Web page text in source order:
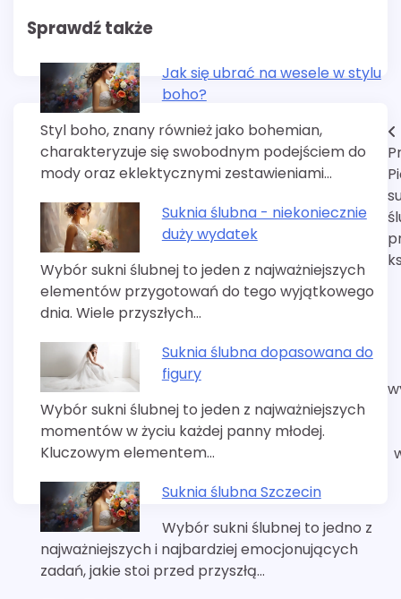
Sprawdź także
Jak się ubrać na wesele w stylu
boho?
Styl boho, znany również jako bohemian,
charakteryzuje się swobodnym podejściem do
mody oraz eklektycznymi zestawieniami…
Suknia ślubna - niekoniecznie
duży wydatek
Wybór sukni ślubnej to jeden z najważniejszych
elementów przygotowań do tego wyjątkowego
dnia. Wiele przyszłych…
Suknia ślubna dopasowana do
figury
Wybór sukni ślubnej to jeden z najważniejszych
momentów w życiu każdej panny młodej.
Kluczowym elementem…
Suknia ślubna Szczecin
Wybór sukni ślubnej to jedno z
najważniejszych i najbardziej emocjonujących
zadań, jakie stoi przed przyszłą…
Nawigacja
wpisu